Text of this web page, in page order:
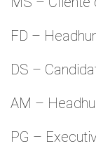
FD –
DS –
AM –
PG –